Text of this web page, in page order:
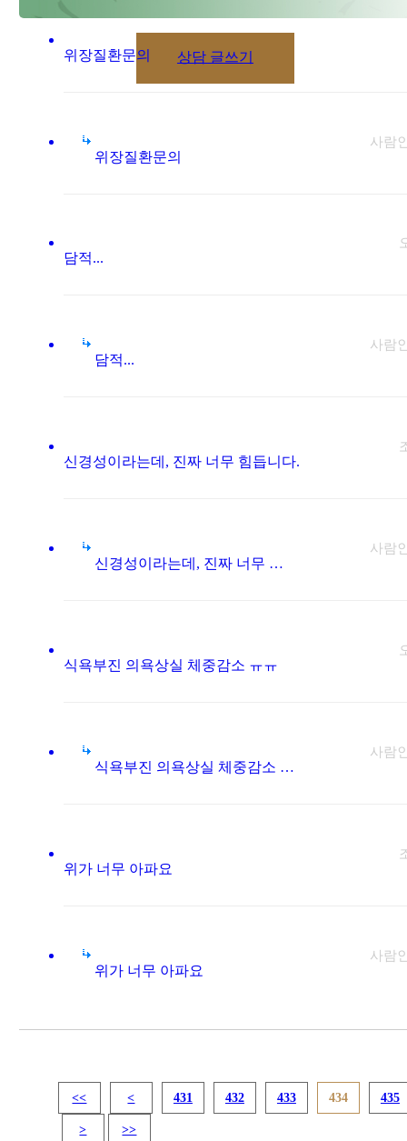
상담 글쓰기
위장질환문의
위장질환문의
사람
담적...
담적...
사람
신경성이라는데, 진짜 너무 힘듭니다.
신경성이라는데, 진짜 너무 힘듭니다.
사람
식욕부진 의욕상실 체중감소 ㅠㅠ
식욕부진 의욕상실 체중감소 ㅠㅠ
사람
위가 너무 아파요
위가 너무 아파요
사람
<< < 431 432 433 434 435
> >>